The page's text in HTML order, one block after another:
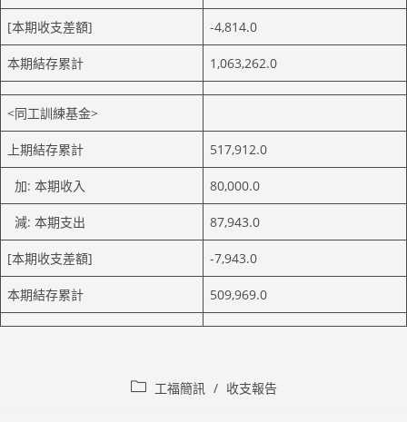
[本期收支差額] -4,814.0
本期結存累計 1,063,262.0
<同工訓練基金>
上期結存累計 517,912.0
加: 本期收入 80,000.0
減: 本期支出 87,943.0
[本期收支差額] -7,943.0
本期結存累計 509,969.0
Post 工福簡訊 / 收支報告